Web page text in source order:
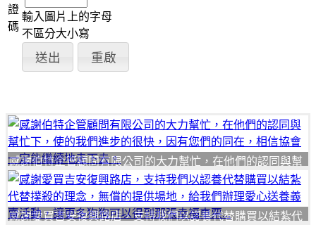
證
碼
輸入圖片上的字母
不區分大小寫
感謝伯特企管顧問有限公司的大力幫忙，在他們的認同與幫
忙下，使的我們進步的很快，因有您們的同在，相信協會一
定能繼續地走下去。
感謝愛買吉安復興路店，支持我們以認養代替購買以結紮代